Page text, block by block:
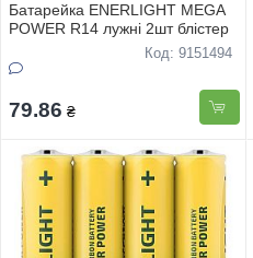
Батарейка ENERLIGHT MEGA
POWER R14 лужнi 2шт блiстер
Код: 9151494
79.86 ₴